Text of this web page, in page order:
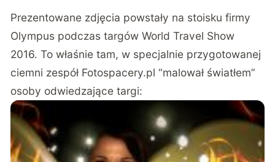
Prezentowane zdjęcia powstały na stoisku firmy
Olympus podczas targów World Travel Show
2016. To właśnie tam, w specjalnie przygotowanej
ciemni zespół Fotospacery.pl “malował światłem”
osoby odwiedzające targi: